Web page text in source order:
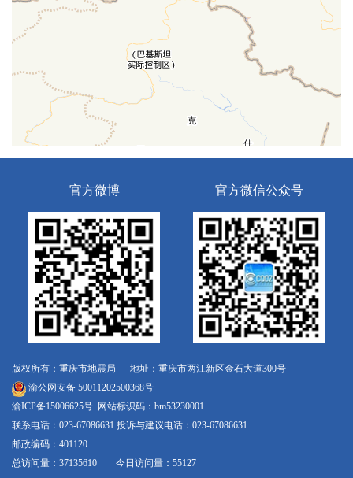
官方微博 官方微信公众号
版权所有：重庆市地震局 地址：重庆市两江新区金石大道300号
渝公网安备 50011202500368号
渝ICP备15006625号 网站标识码：bm53230001
联系电话：023-67086631 投诉与建议电话：023-67086631
邮政编码：401120
总访问量：37135610 今日访问量：55127